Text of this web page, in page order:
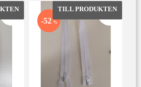
Lägg till i favoriter
52 % Lägg till